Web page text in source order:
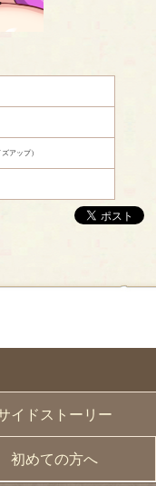
イドストーリー
初めての方へ
アップ）